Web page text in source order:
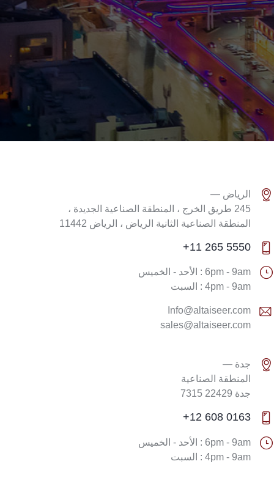
الرياض —
245 طريق الخرج ، المنطقة الصناعية الجديدة ،
المنطقة الصناعية الثانية الرياض ، الرياض 11442
5550 265 11+
6pm - 9am : الأحد - الخميس
4pm - 9am : السبت
Info@altaiseer.com
sales@altaiseer.com
جدة —
المنطقة الصناعية
جدة 22429 7315
0163 608 12+
6pm - 9am : الأحد - الخميس
4pm - 9am : السبت